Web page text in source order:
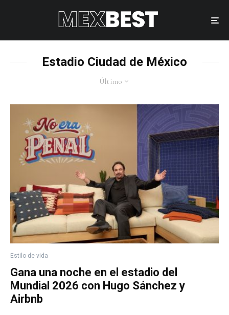
Estadio Ciudad de México
Último
Estilo de vida
Gana una noche en el estadio del
Mundial 2026 con Hugo Sánchez y
Airbnb